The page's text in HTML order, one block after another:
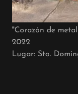
"Corazón de
2022
Lugar: Sto.